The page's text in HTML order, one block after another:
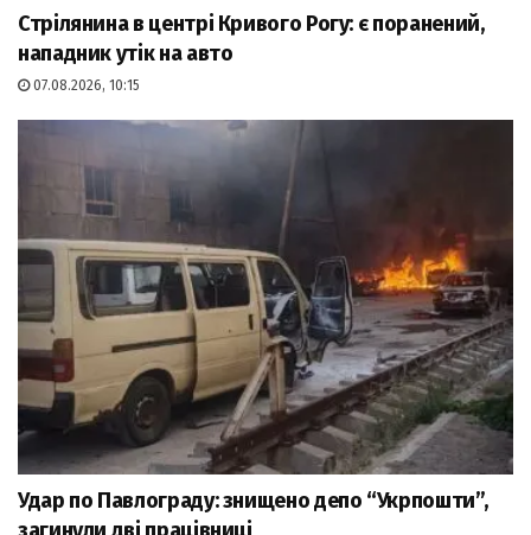
Стрілянина в центрі Кривого Рогу: є поранений,
нападник утік на авто
07.08.2026, 10:15
Удар по Павлограду: знищено депо “Укрпошти”,